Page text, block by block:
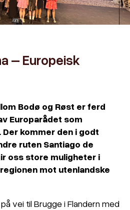
– Europeisk
Bodø og Røst er ferd
Europarådet som
kommer den i godt
ruten Santiago de
oss store muligheter i
mot utenlandske
på vei til Brugge i Flandern med